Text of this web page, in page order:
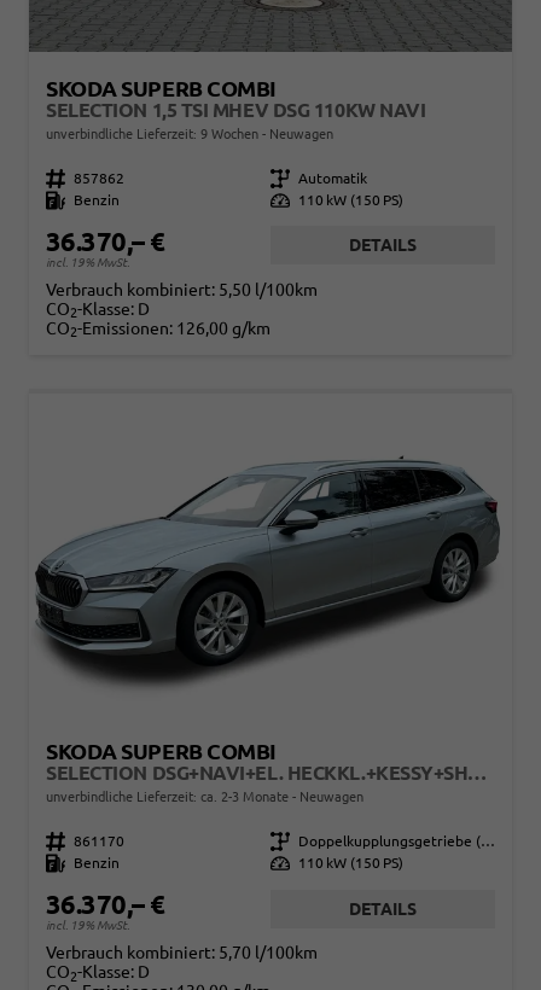
SKODA SUPERB COMBI
SELECTION 1,5 TSI MHEV DSG 110KW NAVI
unverbindliche Lieferzeit: 9 Wochen Neuwagen
Fahrzeugnr. 857862 Getriebe Automatik
Kraftstoff
Benzin Leistung 110 kW (150 PS)
36.370,– €
incl. 19% MwSt.
DETAILS
Verbrauch kombiniert: 5,50 l/100km
CO2-Klasse: D
CO2-Emissionen: 126,00 g/km
SKODA SUPERB COMBI
SELECTION DSG+NAVI+EL. HECKKL.+KESSY+SHZ V+H
unverbindliche Lieferzeit: ca. 2-3 Monate Neuwagen
Fahrzeugnr. 861170 Getriebe
Doppelkupplungsgetriebe (DSG)
Kraftstoff
Benzin Leistung 110 kW (150 PS)
36.370,– €
incl. 19% MwSt.
DETAILS
Verbrauch kombiniert: 5,70 l/100km
CO2-Klasse: D